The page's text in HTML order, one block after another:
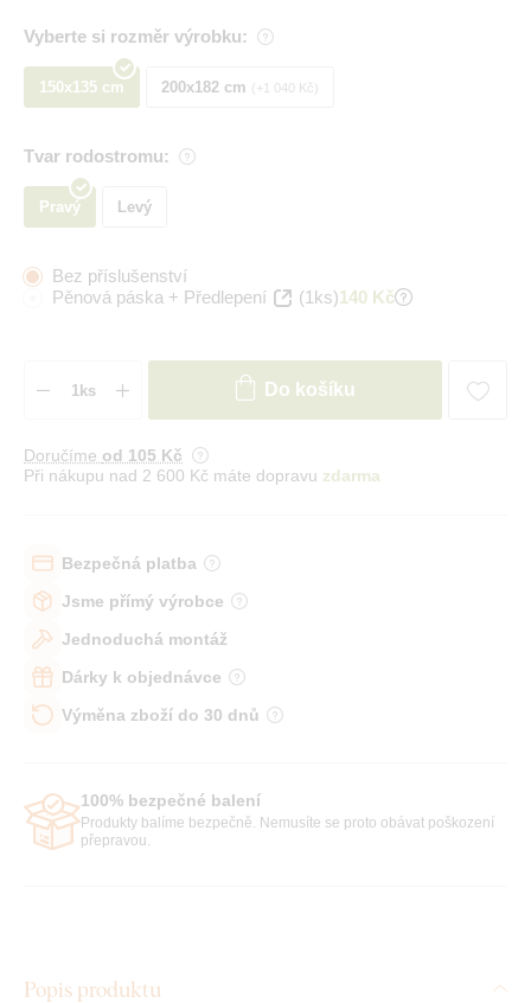
Vyberte si rozměr výrobku:
150x135 cm 200x182 cm +1 040 Kč
Tvar rodostromu:
Pravý Levý
Bez příslušenství
Pěnová páska + Předlepení
(1ks)140 Kč
Do košíku
Doručíme od 105 Kč
Při nákupu nad 2 600 Kč máte dopravu zdarma
Bezpečná platba
Jsme přímý výrobce
Jednoduchá montáž
Dárky k objednávce
Výměna zboží do 30 dnů
100% bezpečné balení
Produkty balíme bezpečně. Nemusíte se proto obávat poškození
přepravou.
Popis produktu